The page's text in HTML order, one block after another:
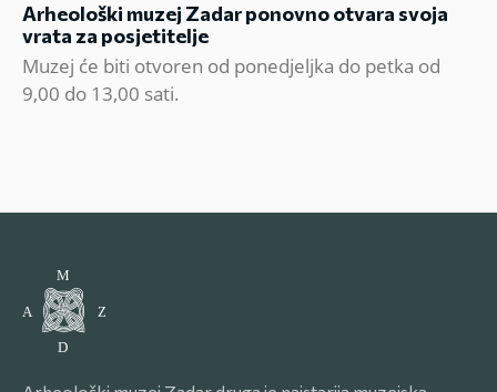
Arheološki muzej Zadar ponovno otvara svoja
vrata za posjetitelje
Muzej će biti otvoren od ponedjeljka do petka od
9,00 do 13,00 sati.